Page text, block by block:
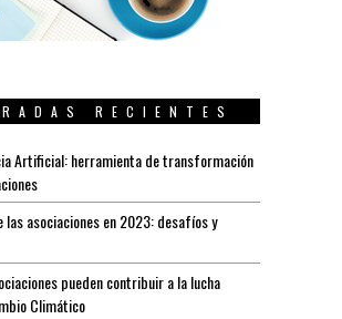
RECIENTES
Artificial: herramienta de transformación
las asociaciones en 2023: desafíos y
pueden contribuir a la lucha
Climático